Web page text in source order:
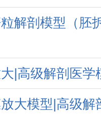
解剖模型（胚
|高级解剖医学
大模型|高级解